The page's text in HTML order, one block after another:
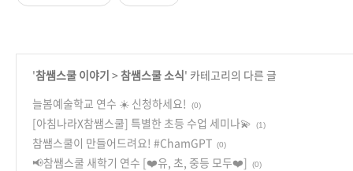
'참쌤스쿨 이야기 > 참쌤스쿨 소식' 카테고리의 다른 글
늘봄예술학교 연수 ☀️ 신청하세요!
(0)
[아침나라X참쌤스쿨] 특별한 초등 수업 세미나💫 (1)
참쌤스쿨이 만들어드려요! #ChamGPT (0)
📢참쌤스쿨 새학기 연수 [❤️유, 초, 중등 모두❤️] (0)